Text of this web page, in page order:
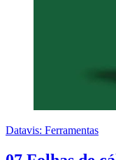
Datavis: Ferramentas